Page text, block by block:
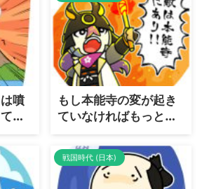
噴
い
島
もし本能寺の変が起き
ていなければもっと大
きな「本能寺の変」が
起きていた？日本史ど
ころか世界史レベルの
if展開を考える
戦国時代 (日本)